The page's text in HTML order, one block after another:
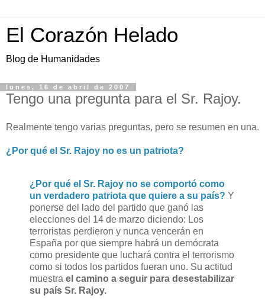
El Corazón Helado
Blog de Humanidades
lunes, 16 de abril de 2007
Tengo una pregunta para el Sr. Rajoy.
Realmente tengo varias preguntas, pero se resumen en una.
¿Por qué el Sr. Rajoy no es un patriota?
¿Por qué el Sr. Rajoy no se comportó como
un verdadero patriota que quiere a su país? Y
ponerse del lado del partido que ganó las
elecciones del 14 de marzo diciendo: Los
terroristas perdieron y nunca vencerán en
España por que siempre habrá un demócrata
como presidente que luchará contra el terrorismo
como si todos los partidos fueran uno. Su actitud
muestra el camino a seguir para desestabilizar
su país Sr. Rajoy.